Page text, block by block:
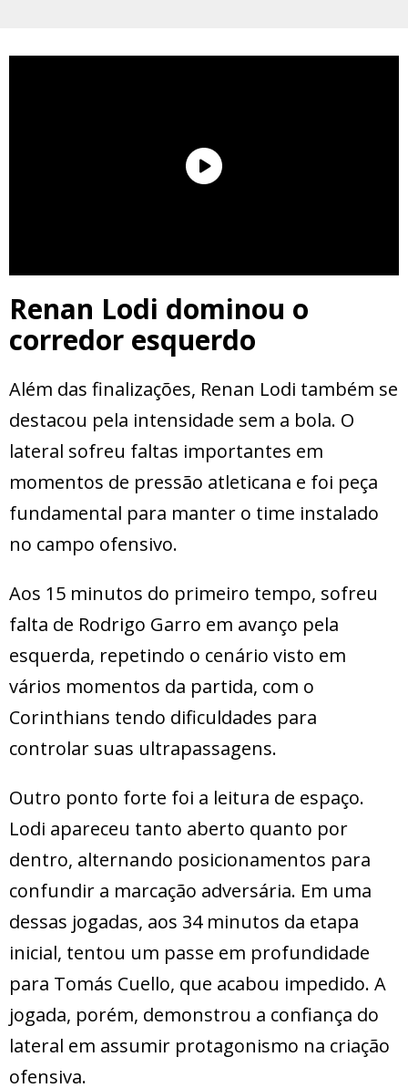
Renan Lodi dominou o
corredor esquerdo
Além das finalizações, Renan Lodi também se
destacou pela intensidade sem a bola. O
lateral sofreu faltas importantes em
momentos de pressão atleticana e foi peça
fundamental para manter o time instalado
no campo ofensivo.
Aos 15 minutos do primeiro tempo, sofreu
falta de Rodrigo Garro em avanço pela
esquerda, repetindo o cenário visto em
vários momentos da partida, com o
Corinthians tendo dificuldades para
controlar suas ultrapassagens.
Outro ponto forte foi a leitura de espaço.
Lodi apareceu tanto aberto quanto por
dentro, alternando posicionamentos para
confundir a marcação adversária. Em uma
dessas jogadas, aos 34 minutos da etapa
inicial, tentou um passe em profundidade
para Tomás Cuello, que acabou impedido. A
jogada, porém, demonstrou a confiança do
lateral em assumir protagonismo na criação
ofensiva.